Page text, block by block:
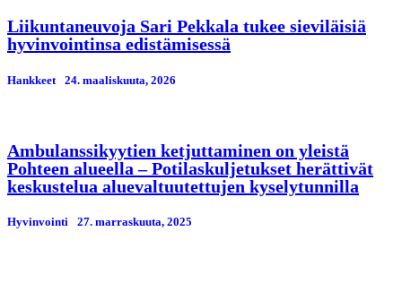
Liikuntaneuvoja Sari Pekkala tukee sieviläisiä
hyvinvointinsa edistämisessä
Hankkeet 24. maaliskuuta, 2026
Ambulanssikyytien ketjuttaminen on yleistä
Pohteen alueella – Potilaskuljetukset herättivät
keskustelua aluevaltuutettujen kyselytunnilla
Hyvinvointi 27. marraskuuta, 2025